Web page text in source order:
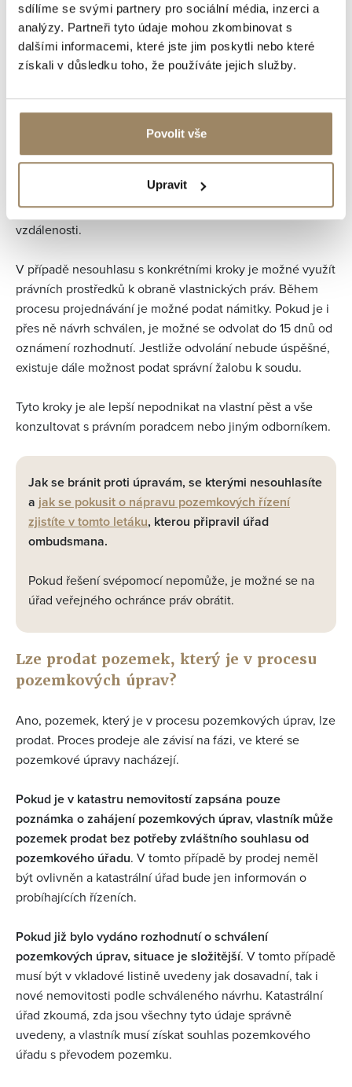
sdílíme se svými partnery pro sociální média, inzerci a
analýzy. Partneři tyto údaje mohou zkombinovat s
dalšími informacemi, které jste jim poskytli nebo které
získali v důsledku toho, že používáte jejich služby.
Povolit vše
Upravit
Jak se bránit proti pozemkovým
úpravám?
Pokud vlastník nesouhlasí s pozemkovými úpravami, může
Návrh nového uspořádání pozemků musí být projednán s
každým dotčeným vlastníkem a schválen minimálně 60 %
vlastníků výměry řešených pozemků. Bez souhlasu
vlastníka nelze navrhnout nové pozemky, které by se
významně lišily oproti původním ve výměře, ceně a
vzdálenosti.
V případě nesouhlasu s konkrétními kroky je možné využít
právních prostředků k obraně vlastnických práv​. Během
procesu projednávání je možné podat námitky. Pokud je i
přes ně návrh schválen, je možné se odvolat do 15 dnů od
oznámení rozhodnutí. Jestliže odvolání nebude úspěšné,
existuje dále možnost podat správní žalobu k soudu​.
Tyto kroky je ale lepší nepodnikat na vlastní pěst a vše
konzultovat s právním poradcem nebo jiným odborníkem.
Jak se bránit proti úpravám, se kterými nesouhlasíte
a jak se pokusit o nápravu pozemkových řízení
zjistíte v tomto letáku, kterou připravil úřad
ombudsmana.
Pokud řešení svépomocí nepomůže, je možné se na
úřad veřejného ochránce práv obrátit.
Lze prodat pozemek, který je v procesu
pozemkových úprav?
Ano, pozemek, který je v procesu pozemkových úprav, lze
prodat. Proces prodeje ale závisí na fázi, ve které se
pozemkové úpravy nacházejí.
Pokud je v katastru nemovitostí zapsána pouze
poznámka o zahájení pozemkových úprav, vlastník může
pozemek prodat bez potřeby zvláštního souhlasu od
pozemkového úřadu. V tomto případě by prodej neměl
být ovlivněn a katastrální úřad bude jen informován o
probíhajících řízeních.
Pokud již bylo vydáno rozhodnutí o schválení
pozemkových úprav, situace je složitější. V tomto případě
musí být v vkladové listině uvedeny jak dosavadní, tak i
nové nemovitosti podle schváleného návrhu. Katastrální
úřad zkoumá, zda jsou všechny tyto údaje správně
uvedeny, a vlastník musí získat souhlas pozemkového
úřadu s převodem pozemku​.